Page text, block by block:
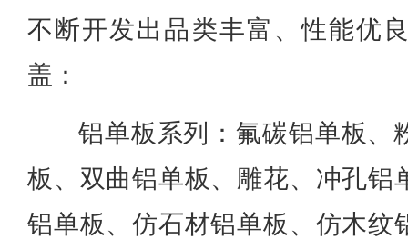
不断开发出品类丰富、性能优
盖：
铝单板系列：氟碳铝单板、
板、双曲铝单板、雕花、冲孔铝
铝单板、仿石材铝单板、仿木纹